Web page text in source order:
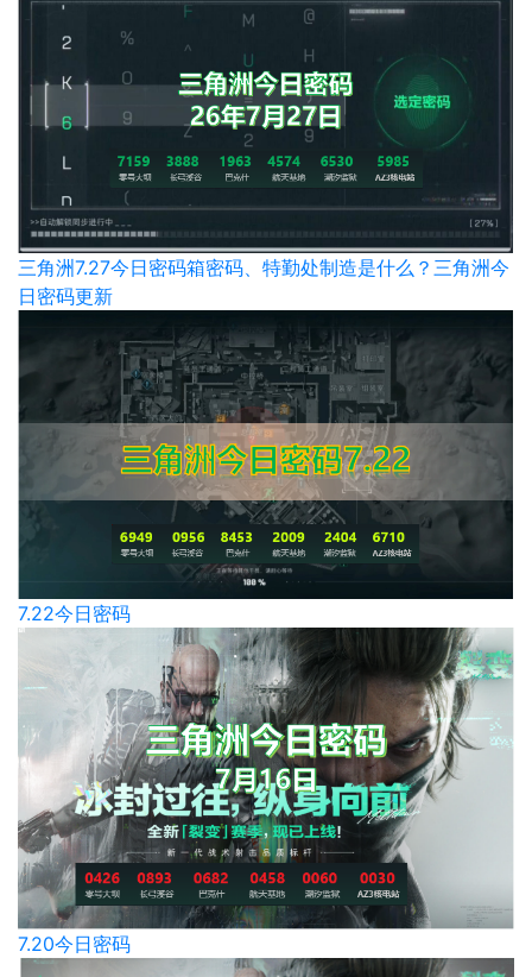
三角洲7.27今日密码箱密码、特勤处制造是什么？三角洲今
日密码更新
7.22今日密码
7.20今日密码